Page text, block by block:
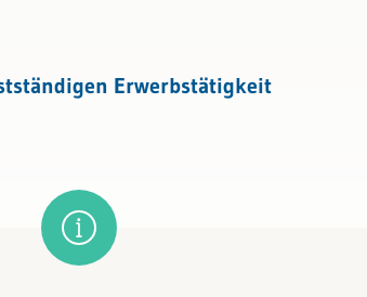
Erwerbstätigkeit